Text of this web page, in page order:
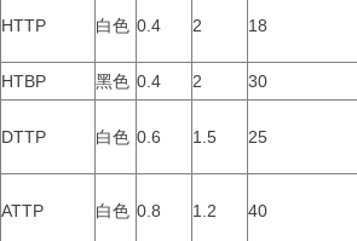
HTTP 白色 0.4 2 18
HTBP 黑色 0.4 2 30
DTTP 白色 0.6 1.5 25
ATTP 白色 0.8 1.2 40